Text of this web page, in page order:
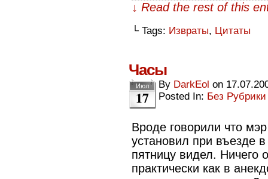
↓ Read the rest of this
└ Tags: Извраты, Цитаты
Часы
Июл
17
By DarkEol on
Posted In: Без Рубрики
Вроде говорили что
установил при въезде
пятницу видел. Ничего
практически как в